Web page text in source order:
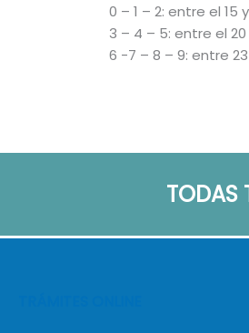
0 – 1 – 2: entre el 15
3 – 4 – 5: entre el 20
6 -7 – 8 – 9: entre
TODAS